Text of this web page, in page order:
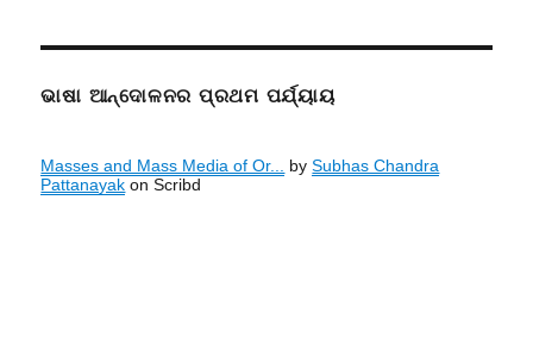
ଭାଷା ଆନ୍ଦୋଳନର ପ୍ରଥମ ପର୍ଯ୍ୟାୟ
Masses and Mass Media of Or... bySubhas Chandra
Pattanayak on Scribd